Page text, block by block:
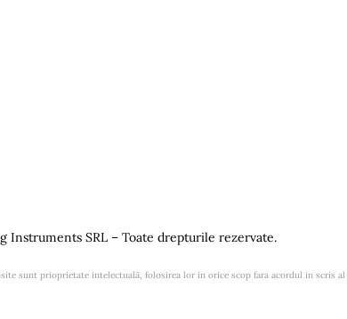
Instruments SRL – Toate drepturile rezervate.
sunt prioprietate intelectuală, folosirea lor in orice scop fara acordul in scris al